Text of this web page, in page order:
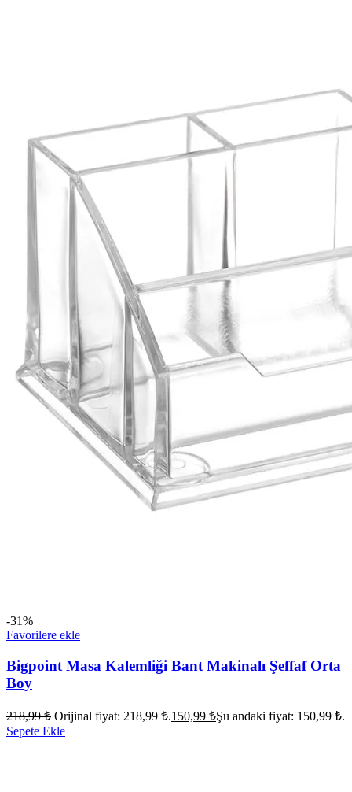
-31%
Favorilere ekle
Bigpoint Masa Kalemliği Bant Makinalı Şeffaf Orta
Boy
218,99₺ Orijinal fiyat: 218,99 ₺.150,99 ₺Şu andaki fiyat: 150,99 ₺.
Sepete Ekle